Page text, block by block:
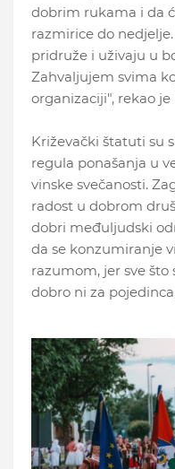
dobrim rukama i da
razmirice do
pridruže i uživaju u
Zahvaljujem svima
organizaciji", rekao je
Križevački štatuti su
regula ponašanja u
vinske svečanosti.
radost u dobrom
dobri međuljudski
da se konzumiranje
razumom, jer sve
dobro ni za